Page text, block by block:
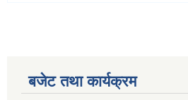
बजेट तथा कार्यक्रम